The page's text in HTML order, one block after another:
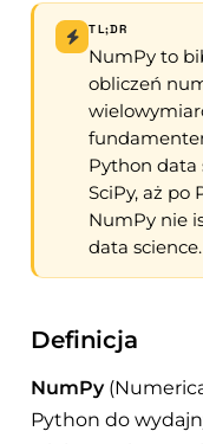
TL;DR
NumPy to
obliczeń
Python data
SciPy, aż po
NumPy nie
data science.
Definicja
NumPy
Python do